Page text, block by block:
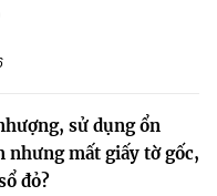
sử dụng ổn
nhưng mất giấy tờ gốc,
đỏ?